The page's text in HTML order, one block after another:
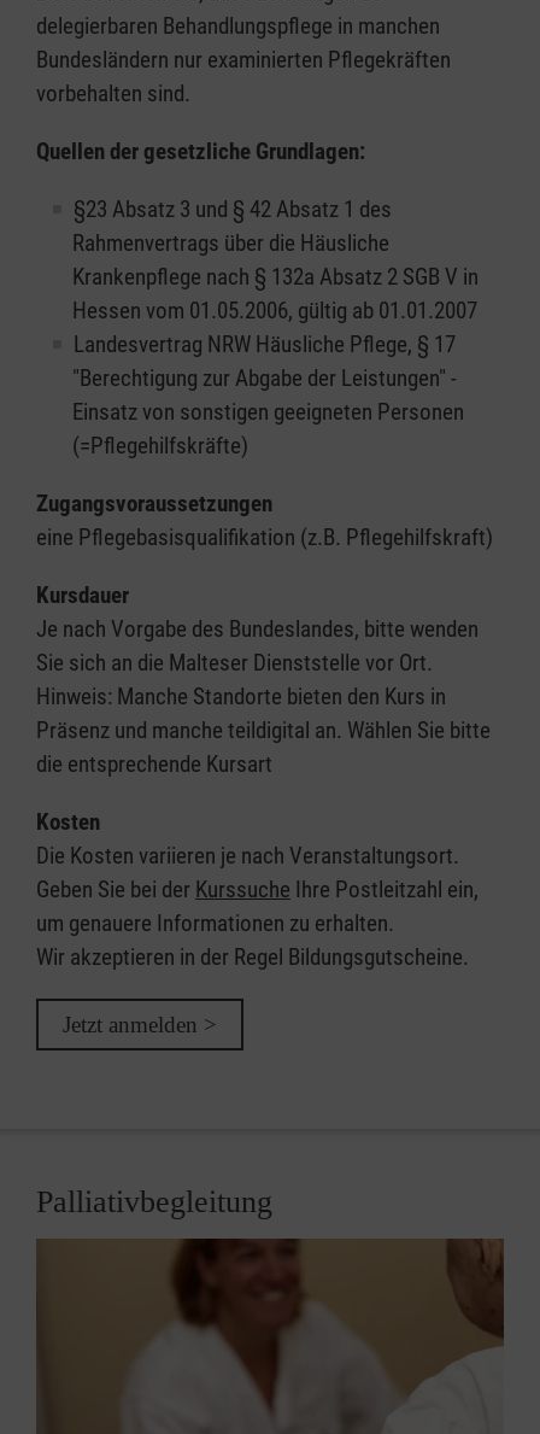
delegierbaren Behandlungspflege in manchen
Bundesländern nur examinierten Pflegekräften
vorbehalten sind.
Quellen der gesetzliche Grundlagen:
§23 Absatz 3 und § 42 Absatz 1 des
Rahmenvertrags über die Häusliche
Krankenpflege nach § 132a Absatz 2 SGB V in
Hessen vom 01.05.2006, gültig ab 01.01.2007
Landesvertrag NRW Häusliche Pflege, § 17
"Berechtigung zur Abgabe der Leistungen" -
Einsatz von sonstigen geeigneten Personen
(=Pflegehilfskräfte)
Zugangsvoraussetzungen
eine Pflegebasisqualifikation (z.B. Pflegehilfskraft)
Kursdauer
Je nach Vorgabe des Bundeslandes, bitte wenden
Sie sich an die Malteser Dienststelle vor Ort.
Hinweis: Manche Standorte bieten den Kurs in
Präsenz und manche teildigital an. Wählen Sie bitte
die entsprechende Kursart
Kosten
Die Kosten variieren je nach Veranstaltungsort.
Geben Sie bei der Kurssuche Ihre Postleitzahl ein,
um genauere Informationen zu erhalten.
Wir akzeptieren in der Regel Bildungsgutscheine.
Jetzt anmelden >
Palliativbegleitung